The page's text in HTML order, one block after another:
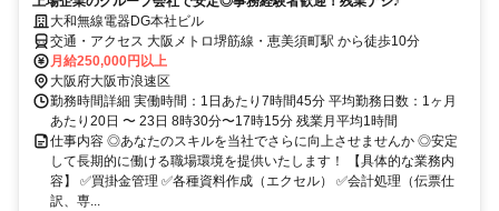
大和無線電器DG本社ビル
交通・アクセス 大阪メトロ堺筋線・恵美須町駅 から徒歩10分
月給250,000円以上
大阪府大阪市浪速区
勤務時間詳細 実働時間：1日あたり7時間45分 平均勤務日数：1ヶ月
あたり20日 〜 23日 8時30分〜17時15分 残業月平均1時間
仕事内容 ◎あなたのスキルを当社でさらに向上させませんか ◎安定
して長期的に働ける職場環境を提供いたします！ 【具体的な業務内
容】 ✅買掛金管理 ✅各種資料作成（エクセル） ✅会計処理（伝票仕
訳、専...